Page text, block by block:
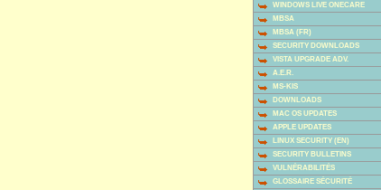
WINDOWS LIVE ONECARE
MBSA
MBSA (FR)
SECURITY DOWNLOADS
VISTA UPGRADE ADV.
A.E.R.
MS-KIS
DOWNLOADS
MAC OS UPDATES
APPLE UPDATES
LINUX SECURITY (EN)
SECURITY BULLETINS
VULNÉRABILITÉS
GLOSSAIRE SÉCURITÉ